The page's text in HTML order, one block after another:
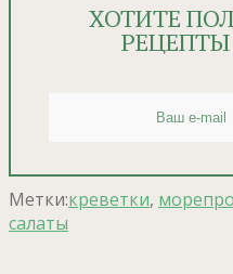
ХОТИТЕ
Метки:креветки,
салаты